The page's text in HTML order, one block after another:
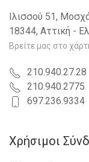
Ιλισσού 51,
18344, Αττική -
Βρείτε μας στο
210.940.27.28
210.940.2775
697.236.9334
Χρήσιμοι